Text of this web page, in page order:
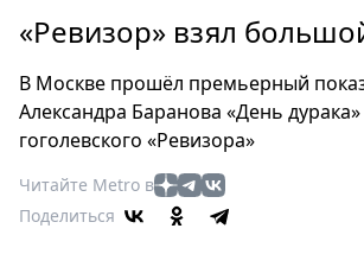
Россия
Здоровье
Еда
Туризм
Мода
Театр
«Ревизор» взял
В Москве прошёл премьерный
Александра Баранова «День
гоголевского «Ревизора»
Читайте Metro в
Поделиться